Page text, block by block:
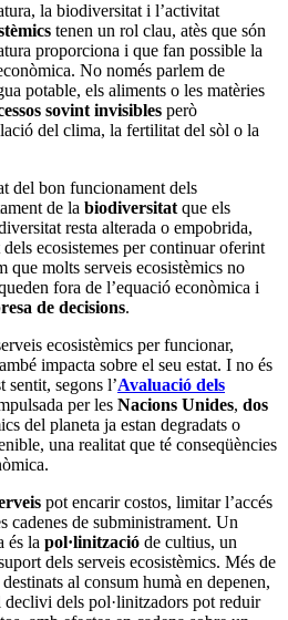
la biodiversitat i l’activitat
tenen un rol clau, atès que són
proporciona i que fan possible la
No només parlem de
potable, els aliments o les matèries
sovint invisibles però
del clima, la fertilitat del sòl o la
del bon funcionament dels
de la biodiversitat que els
resta alterada o empobrida,
ecosistemes per continuar oferint
que molts serveis ecosistèmics no
fora de l’equació econòmica i
de decisions.
ecosistèmics per funcionar,
impacta sobre el seu estat. I no és
sentit, segons l’Avaluació dels
per les Nacions Unides, dos
del planeta ja estan degradats o
una realitat que té conseqüències
pot encarir costos, limitar l’accés
cadenes de subministrament. Un
és la pol·linització de cultius, un
dels serveis ecosistèmics. Més de
al consum humà en depenen,
dels pol·linitzadors pot reduir